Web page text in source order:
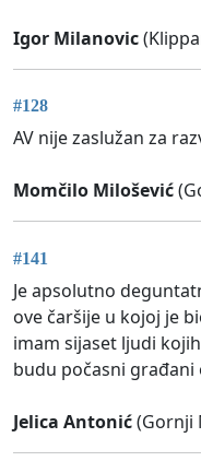
Igor Milanovic
#128
AV nije zaslužan za
Momčilo Milošević
#141
Je apsolutno
ove čaršije u kojoj je
imam sijaset ljudi
budu počasni građani
Jelica Antonić(Gornji